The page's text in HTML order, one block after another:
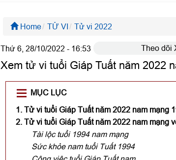
Home TỬ VI Tử vi 2022
Thứ 6, 28/10/2022 - 16:53 Theo dõi
Xem tử vi tuổi Giáp Tuất năm 2022
MỤC LỤC
1. Tử vi tuổi Giáp Tuất năm 2022 nam mạng
2. Tử vi tuổi Giáp Tuất năm 2022 nam mạng
Tài lộc tuổi 1994 nam mạng
Sức khỏe nam tuổi Tuất 1994